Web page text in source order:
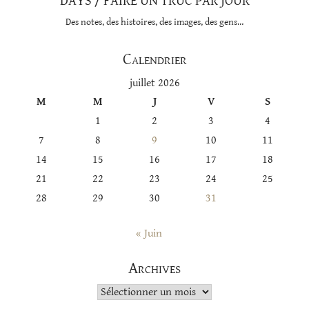
Des notes, des histoires, des images, des gens…
Calendrier
juillet 2026
M M J V S
1
2 3 4
7 8 9 10 11
14 15 16 17 18
21 22 23 24 25
28 29 30 31
« Juin
Archives
Archives